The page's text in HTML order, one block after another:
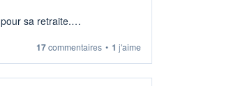
sa retraite.
17commentaires • 1 j'aime